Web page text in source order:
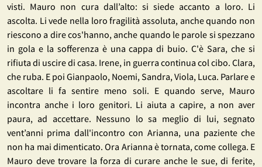
visti. Mauro non cura dall’alto: si siede accanto a loro. Li
ascolta. Li vede nella loro fragilità assoluta, anche quando non
riescono a dire cos'hanno, anche quando le parole si spezzano
in gola e la sofferenza è una cappa di buio. C'è Sara, che si
rifiuta di uscire di casa. Irene, in guerra continua col cibo. Clara,
che ruba. E poi Gianpaolo, Noemi, Sandra, Viola, Luca. Parlare e
ascoltare li fa sentire meno soli. E quando serve, Mauro
incontra anche i loro genitori. Li aiuta a capire, a non aver
paura, ad accettare. Nessuno lo sa meglio di lui, segnato
vent’anni prima dall'incontro con Arianna, una paziente che
non ha mai dimenticato. Ora Arianna è tornata, come collega. E
Mauro deve trovare la forza di curare anche le sue, di ferite,